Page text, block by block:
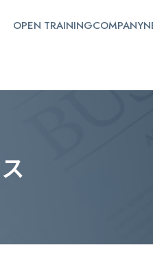
OPEN TRAININGCOMPANY
ス